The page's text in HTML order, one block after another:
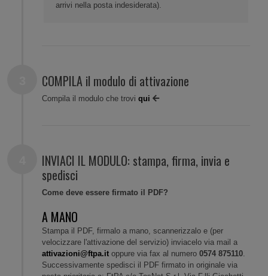
arrivi nella posta indesiderata).
COMPILA il modulo di attivazione
Compila il modulo che trovi qui
INVIACI IL MODULO: stampa, firma, invia e
spedisci
Come deve essere firmato il PDF?
A MANO
Stampa il PDF, firmalo a mano, scannerizzalo e (per
velocizzare l'attivazione del servizio) inviacelo via mail a
attivazioni@ftpa.it oppure via fax al numero 0574 875110.
Successivamente spedisci il PDF firmato in originale via